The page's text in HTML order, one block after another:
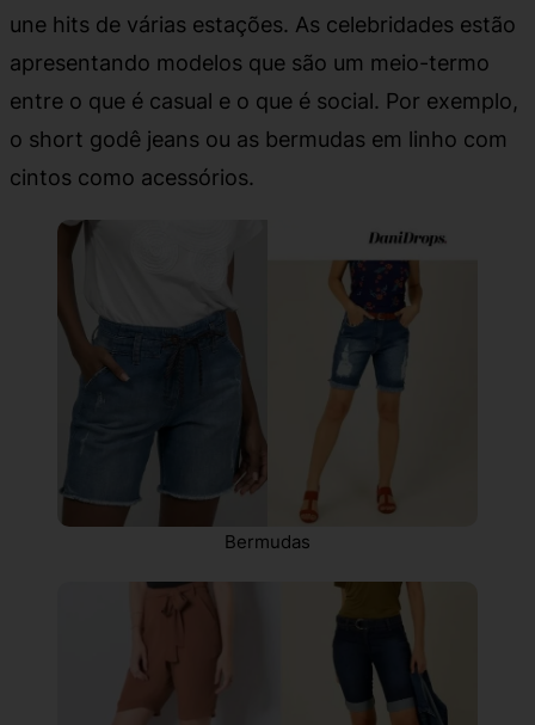
une hits de várias estações. As celebridades estão
apresentando modelos que são um meio-termo
entre o que é casual e o que é social. Por exemplo,
o short godê jeans ou as bermudas em linho com
cintos como acessórios.
Bermudas